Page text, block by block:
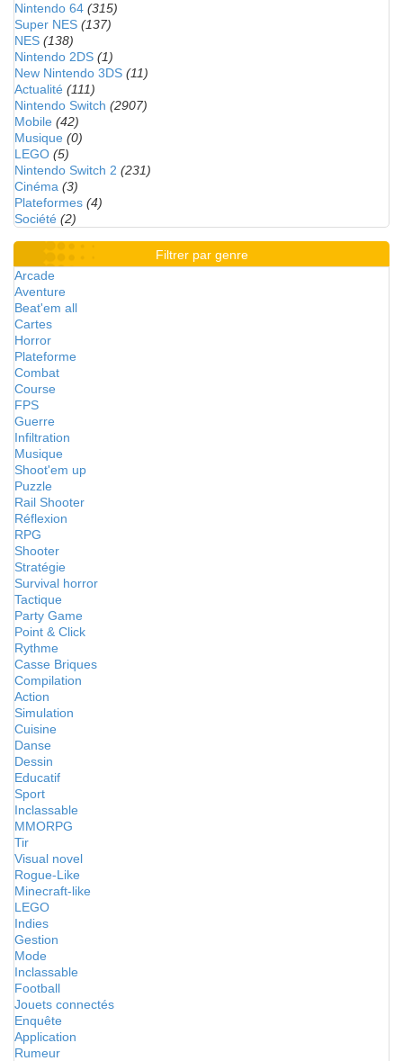
Nintendo 64 (315)
Super NES (137)
NES (138)
Nintendo 2DS (1)
New Nintendo 3DS (11)
Actualité (111)
Nintendo Switch (2907)
Mobile (42)
Musique (0)
LEGO (5)
Nintendo Switch 2 (231)
Cinéma (3)
Plateformes (4)
Société (2)
Filtrer par genre
Arcade
Aventure
Beat'em all
Cartes
Horror
Plateforme
Combat
Course
FPS
Guerre
Infiltration
Musique
Shoot'em up
Puzzle
Rail Shooter
Réflexion
RPG
Shooter
Stratégie
Survival horror
Tactique
Party Game
Point & Click
Rythme
Casse Briques
Compilation
Action
Simulation
Cuisine
Danse
Dessin
Educatif
Sport
Inclassable
MMORPG
Tir
Visual novel
Rogue-Like
Minecraft-like
LEGO
Indies
Gestion
Mode
Inclassable
Football
Jouets connectés
Enquête
Application
Rumeur